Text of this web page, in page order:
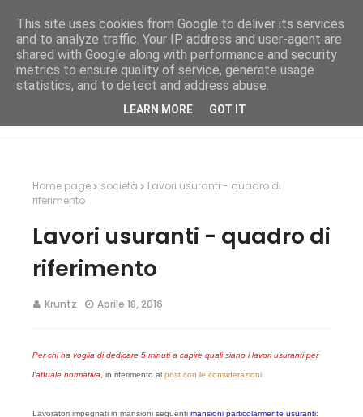
Home page società
Lavori usuranti - quadro di
riferimento
Lavori usuranti - quadro di
riferimento
Kruntz Aprile 18, 2016
Per chi ha voglia di dedicare 5 minuti a capire quali siano i lavori usuranti per
l'attuale normativa , in riferimento al post con le considerazioni
Lavoratori impegnati in mansioni seguenti mansioni particolarmente usuranti:
This site uses cookies from Google to deliver its services
and to analyze traffic. Your IP address and user-agent are
shared with Google along with performance and security
metrics to ensure quality of service, generate usage
statistics, and to detect and address abuse.
LEARN MORE GOT IT